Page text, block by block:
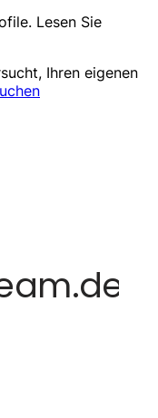
. Lesen Sie
Ihren eigenen